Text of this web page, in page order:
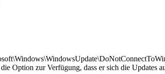
Option zur Verfügung, dass er sich die Updates